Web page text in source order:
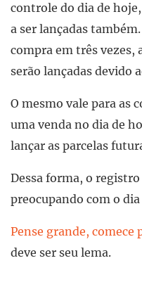
controle do dia de
a ser lançadas
compra em três vezes,
serão lançadas devido
O mesmo vale para as
uma venda no dia de
lançar as parcelas
Dessa forma, o
preocupando com o
Pense grande, comece
deve ser seu lema.